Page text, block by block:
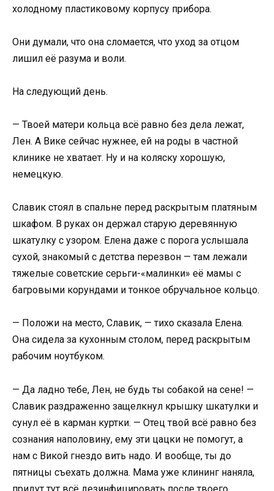
холодному пластиковому корпусу прибора.
Они думали, что она сломается, что уход за отцом
лишил её разума и воли.
На следующий день.
— Твоей матери кольца всё равно без дела лежат,
Лен. А Вике сейчас нужнее, ей на роды в частной
клинике не хватает. Ну и на коляску хорошую,
немецкую.
Славик стоял в спальне перед раскрытым платяным
шкафом. В руках он держал старую деревянную
шкатулку с узором. Елена даже с порога услышала
сухой, знакомый с детства перезвон — там лежали
тяжелые советские серьги-«малинки» её мамы с
багровыми корундами и тонкое обручальное кольцо.
— Положи на место, Славик, — тихо сказала Елена.
Она сидела за кухонным столом, перед раскрытым
рабочим ноутбуком.
— Да ладно тебе, Лен, не будь ты собакой на сене! —
Славик раздраженно защелкнул крышку шкатулки и
сунул её в карман куртки. — Отец твой всё равно без
сознания наполовину, ему эти цацки не помогут, а
нам с Викой гнездо вить надо. И вообще, ты до
пятницы съехать должна. Мама уже клининг наняла,
придут тут всё дезинфицировать после твоего